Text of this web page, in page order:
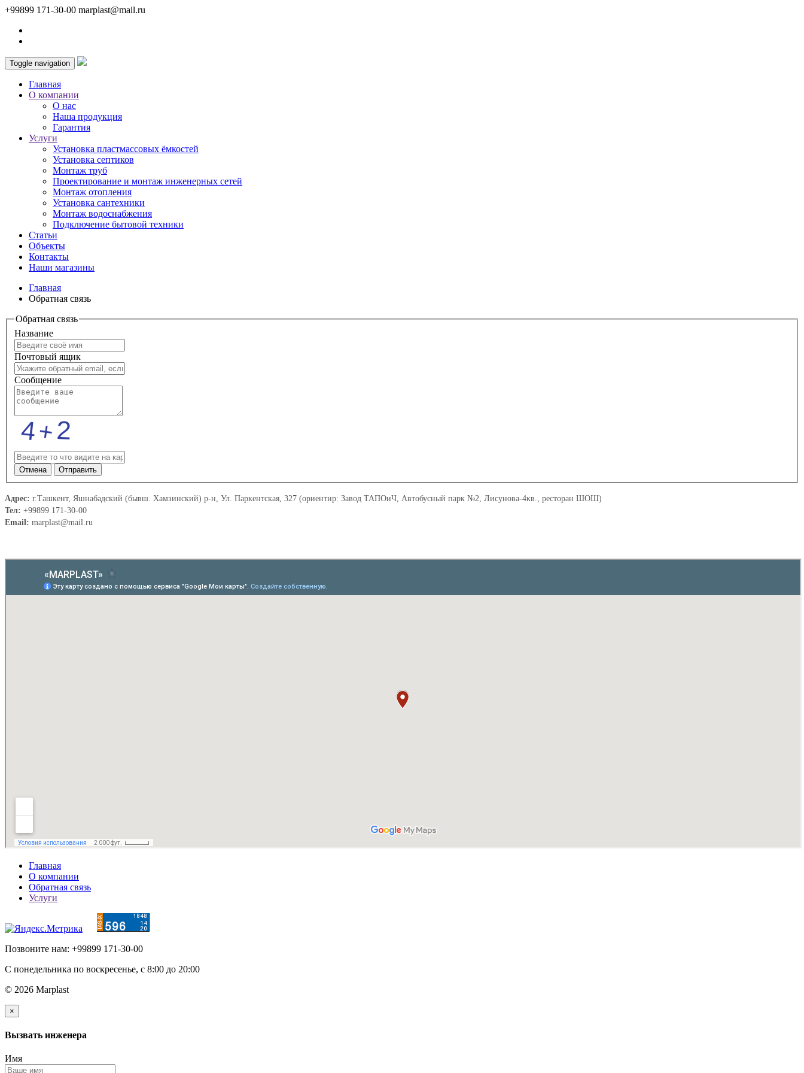
+99899 171-30-00 marplast@mail.ru
Toggle navigation
Главная
О компании
О нас
Наша продукция
Гарантия
Услуги
Установка пластмассовых ёмкостей
Установка септиков
Монтаж труб
Проектирование и монтаж инженерных сетей
Монтаж отопления
Установка сантехники
Монтаж водоснабжения
Подключение бытовой техники
Статьи
Объекты
Контакты
Наши магазины
Главная
Обратная связь
Обратная связь
Название
Почтовый ящик
Cообщение
Отмена Отправить
Адрес: г.Ташкент, Яшнабадский (бывш. Хамзинский) р-н, Ул. Паркентская, 327 (ориентир: Завод ТАПОиЧ, Автобусный парк №2, Лисунова-4кв., ресторан ШОШ)
Тел: +99899 171-30-00
Email: marplast@mail.ru
Главная
О компании
Обратная связь
Услуги
Позвоните нам: +99899 171-30-00
С понедельника по воскресенье, c 8:00 до 20:00
© 2026 Marplast
×
Вызвать инженера
Имя